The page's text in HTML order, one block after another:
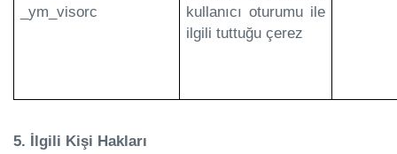
_ym_visorc
kullanıcı oturumu ile
ilgili tuttuğu çerez
5. İlgili Kişi Hakları